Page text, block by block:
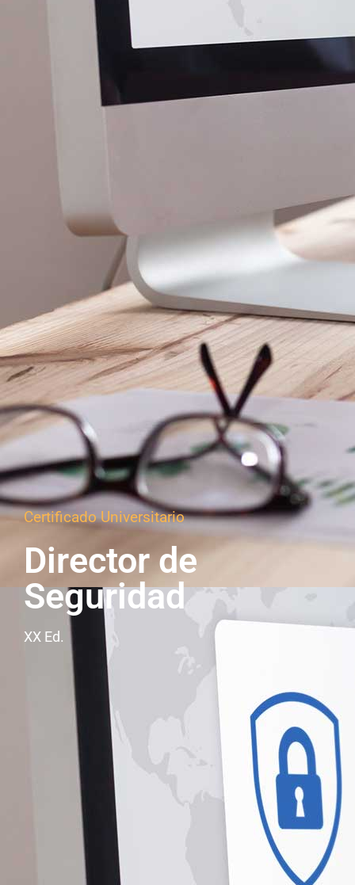
Certificado Universitario
Director de
Seguridad
XX Ed.